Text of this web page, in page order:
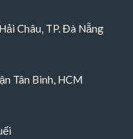
Châu, TP. Đà Nẵng
Tân Bình, HCM